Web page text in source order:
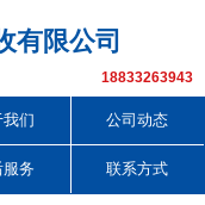
有限公司
18833263943
我们 公司动态
服务 联系方式